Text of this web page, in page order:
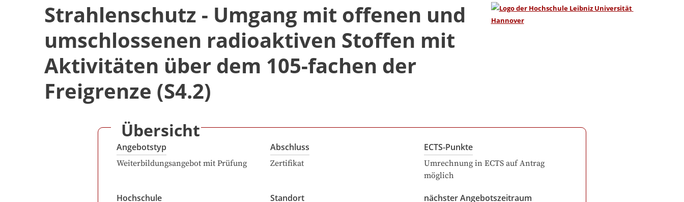
Strahlenschutz - Umgang mit offenen und
umschlossenen radioaktiven Stoffen mit
Aktivitäten über dem 105-fachen der
Freigrenze (S4.2)
Übersicht
Angebotstyp
Weiterbildungsangebot mit Prüfung
Abschluss
Zertifikat
ECTS-Punkte
Umrechnung in ECTS auf Antrag
möglich
Hochschule Standort nächster Angebotszeitraum